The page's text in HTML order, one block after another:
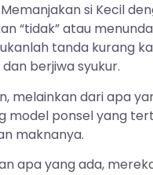
si Kecil
“tidak” atau
tanda kurang
berjiwa syukur.
melainkan dari apa
model ponsel yang
maknanya.
apa yang ada,